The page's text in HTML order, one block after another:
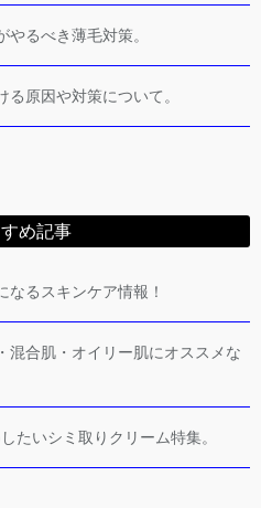
やるべき薄毛対策。
原因や対策について。
め記事
るスキンケア情報！
混合肌・オイリー肌にオススメな
たいシミ取りクリーム特集。